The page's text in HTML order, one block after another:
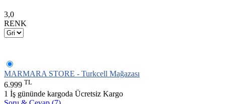
3,0
RENK
MARMARA STORE - Turkcell Mağazası
6.999 TL
1 İş gününde kargoda Ücretsiz Kargo